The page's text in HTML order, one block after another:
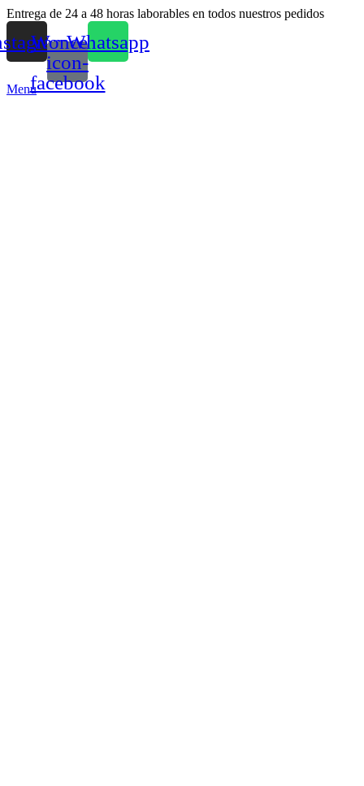
Entrega de 24 a 48 horas laborables en todos nuestros pedidos
Woncep-
icon-
facebook
Whatsapp
Menu